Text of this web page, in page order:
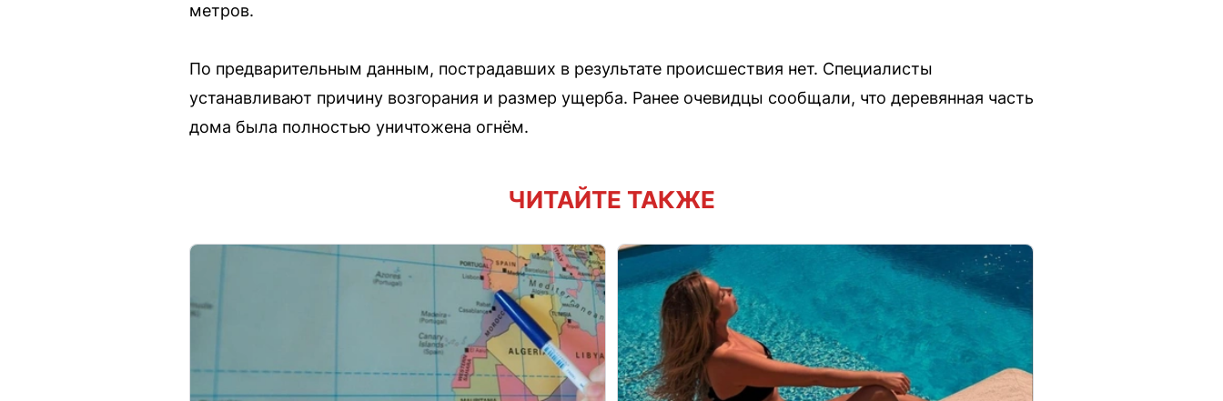
метров.
По предварительным данным, пострадавших в результате происшествия нет. Специалисты
устанавливают причину возгорания и размер ущерба. Ранее очевидцы сообщали, что деревянная часть
дома была полностью уничтожена огнём.
ЧИТАЙТЕ ТАКЖЕ